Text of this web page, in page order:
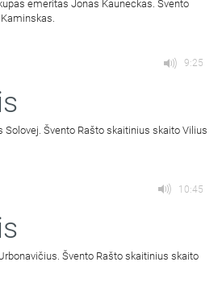
emeritas Jonas Kauneckas. Švento
9:25
Solovej. Švento Rašto skaitinius skaito Vilius
10:45
Švento Rašto skaitinius skaito